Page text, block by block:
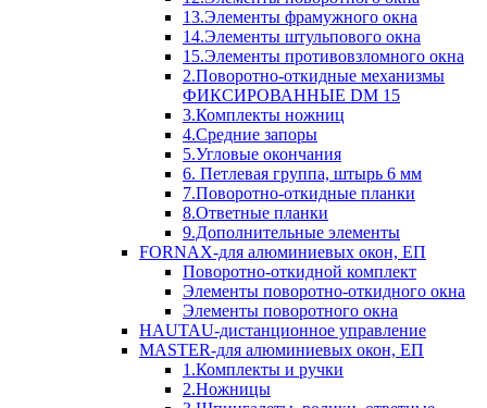
13.Элементы фрамужного окна
14.Элементы штульпового окна
15.Элементы противовзломного окна
2.Поворотно-откидные механизмы
ФИКСИРОВАННЫЕ DM 15
3.Комплекты ножниц
4.Средние запоры
5.Угловые окончания
6. Петлевая группа, штырь 6 мм
7.Поворотно-откидные планки
8.Ответные планки
9.Дополнительные элементы
FORNAX-для алюминиевых окон, ЕП
Поворотно-откидной комплект
Элементы поворотно-откидного окна
Элементы поворотного окна
HAUTAU-дистанционное управление
MASTER-для алюминиевых окон, ЕП
1.Комплекты и ручки
2.Ножницы